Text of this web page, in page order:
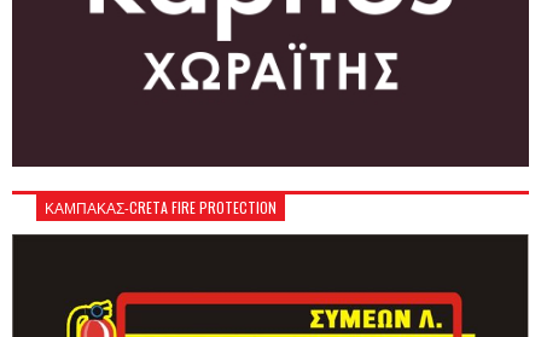
ΚΑΜΠΑΚΑΣ-CRETA FIRE PROTECTION